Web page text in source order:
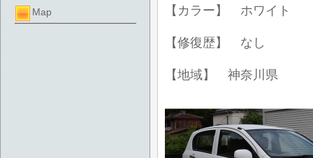
Map 【カラー】 ホワイト
【修復歴】 なし
【地域】 神奈川県